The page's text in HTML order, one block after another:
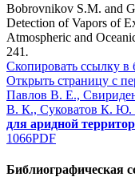
Bobrovnikov S.M. and
Detection of Vapors of
Atmospheric and
241.
Скопировать ссылку в
Открыть страницу с
Павлов В. Е.,
В. К., Суковатов К. Ю.
для аридной
1066PDF
Библиографическая